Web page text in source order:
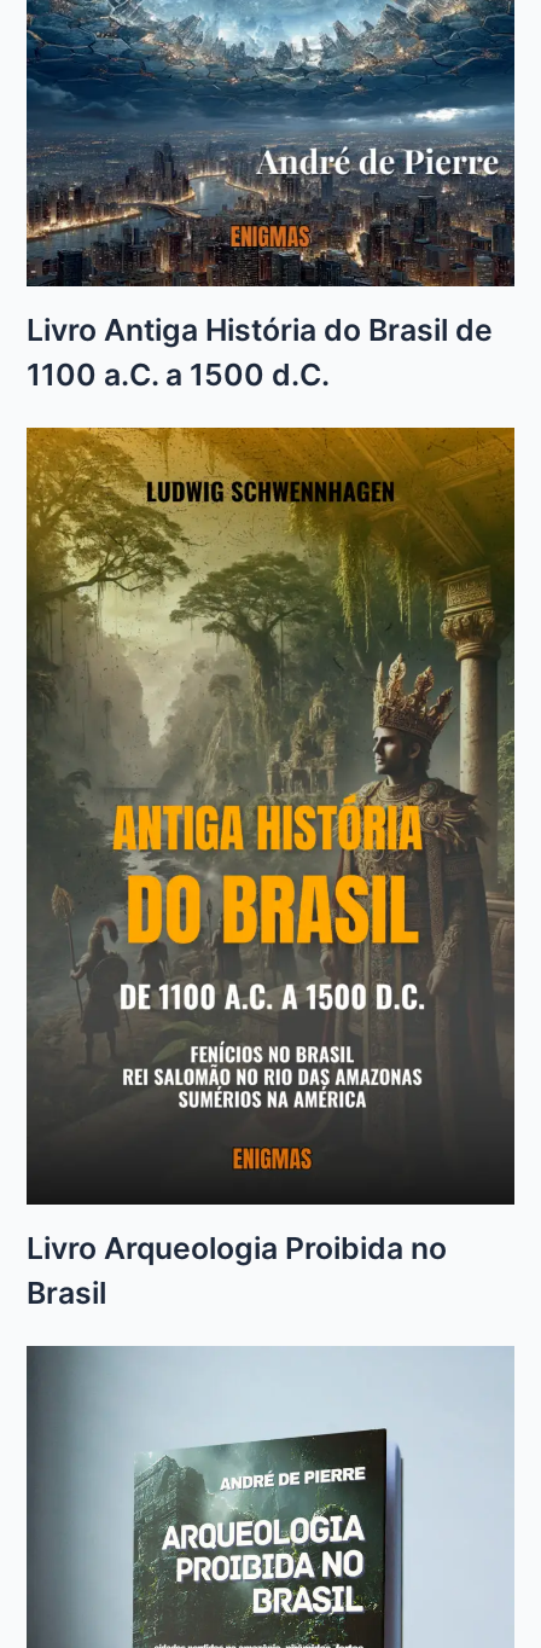
Livro Antiga História do Brasil de
1100 a.C. a 1500 d.C.
Livro Arqueologia Proibida no
Brasil